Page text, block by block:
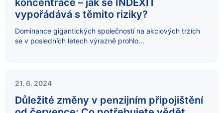
vypořádává s těmito riziky?
Dominance gigantických společností na akciových trzích
se v posledních letech výrazně prohlo...
21. 6. 2024
Důležité změny v penzijním připojištění